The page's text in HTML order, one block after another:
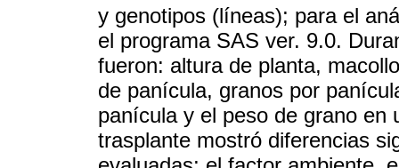
y genotipos (líneas); para el
el programa SAS ver. 9.0.
fueron: altura de planta,
de panícula, granos por
panícula y el peso de grano en
trasplante mostró diferencias